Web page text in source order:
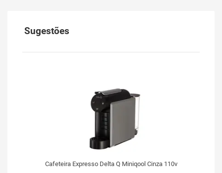
Sugestões
Cafeteira Expresso Delta Q Miniqool Cinza 110v